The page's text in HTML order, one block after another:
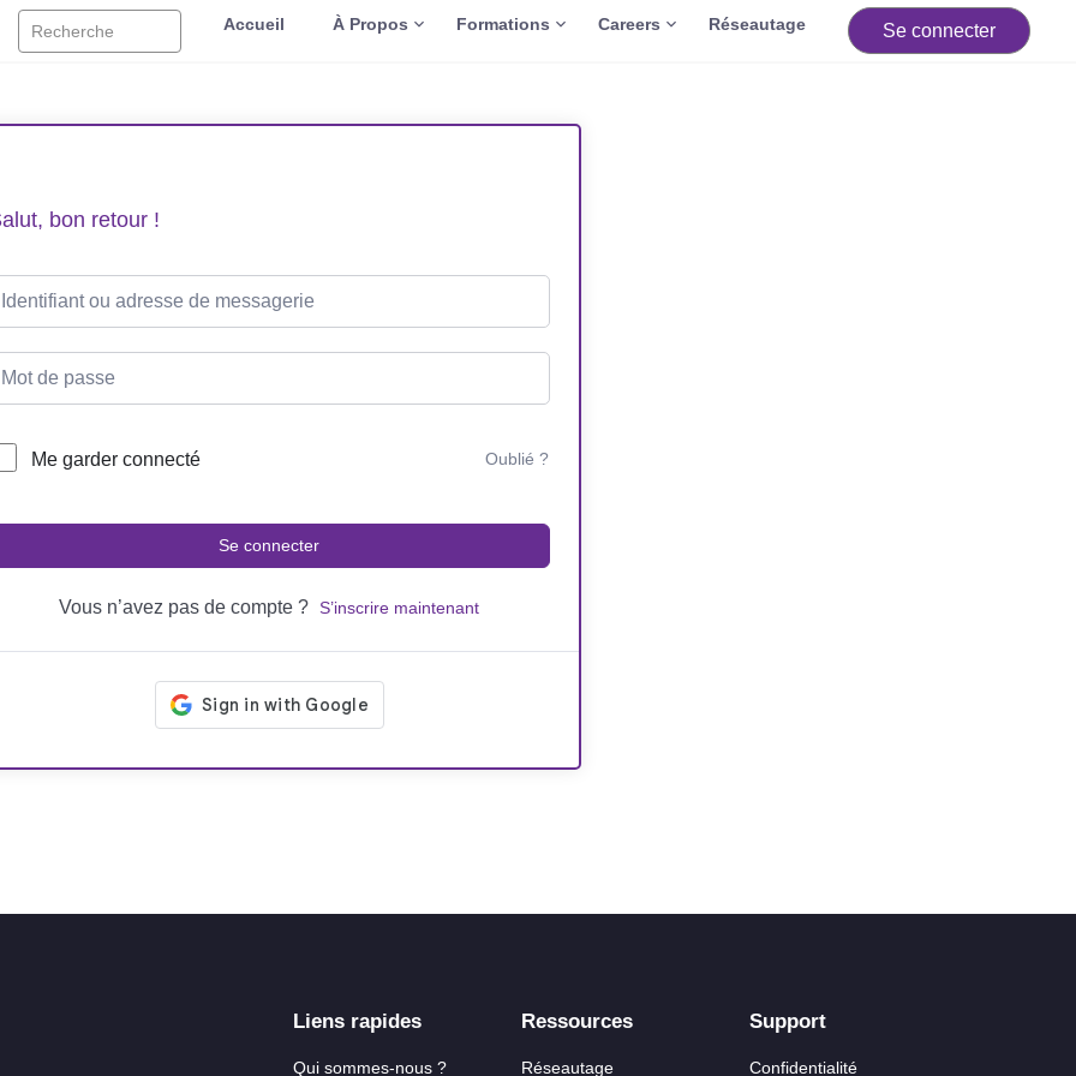
Recherche Accueil À Propos Formations Careers Réseautage Se connecter
bon retour !
Me garder connecté Oublié ?
Se connecter
Vous n’avez pas de compte ? S’inscrire maintenant
Liens rapides
Qui sommes-nous ?
Ressources
Réseautage
Support
Confidentialité